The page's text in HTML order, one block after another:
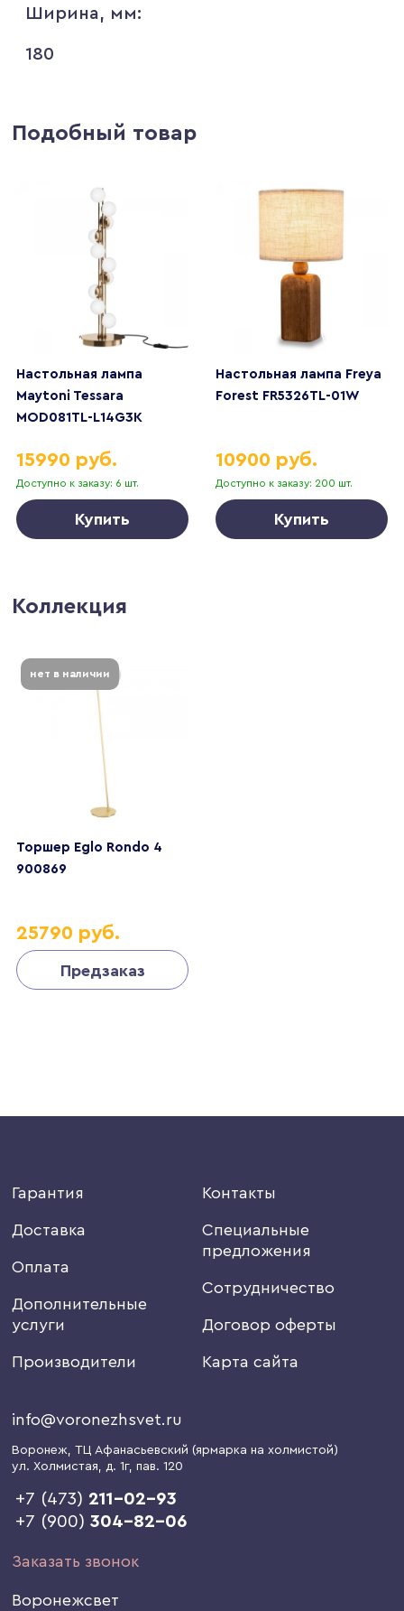
Ширина, мм:
180
Подобный товар
Настольная лампа
Maytoni Tessara
MOD081TL-L14G3K
Доступно к заказу: 6 шт.
15990 руб.
Купить
Настольная лампа Freya
Forest FR5326TL-01W
Доступно к заказу: 200 шт.
10900 руб.
Купить
Коллекция
Торшер Eglo Rondo 4
900869
нет в наличии
25790 руб.
Предзаказ
Гарантия
Доставка
Оплата
Дополнительные
услуги
Производители
Контакты
Специальные
предложения
Сотрудничество
Договор оферты
Карта сайта
info@voronezhsvet.ru
Воронеж, ТЦ Афанасьевский (ярмарка на холмистой)
ул. Холмистая, д. 1г, пав. 120
+7 (473) 211-02-93
+7 (900)304-82-06
Заказать звонок
Воронежсвет